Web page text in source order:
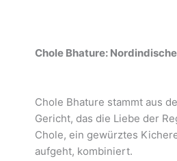
Chole Bhature:
Chole Bhature stammt aus
Gericht, das die Liebe der
Chole, ein gewürztes
aufgeht, kombiniert.